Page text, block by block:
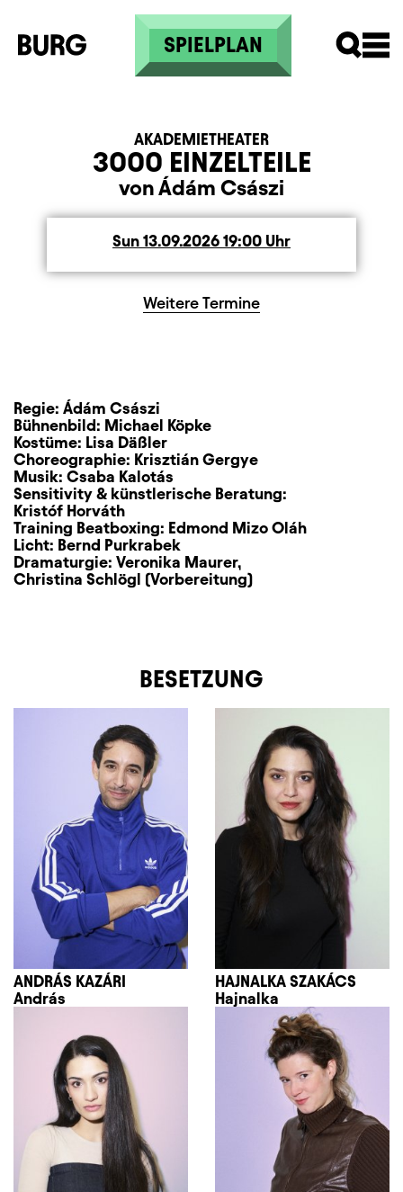
Skip to main content
SPIELPLAN
3000 EINZELTEILE
AKADEMIETHEATER
von Ádám Császi
Sun Sunday
13.09.2026 19:00Uhr
Weitere Termine
Regie: Ádám Császi
Bühnenbild: Michael Köpke
Kostüme: Lisa Däßler
Choreographie: Krisztián Gergye
Musik: Csaba Kalotás
Sensitivity & künstlerische Beratung:
Kristóf Horváth
Training Beatboxing: Edmond Mizo Oláh
Licht: Bernd Purkrabek
Dramaturgie: Veronika Maurer,
Christina Schlögl (Vorbereitung)
BESETZUNG
ANDRÁS KAZÁRI
András
HAJNALKA SZAKÁCS
Hajnalka